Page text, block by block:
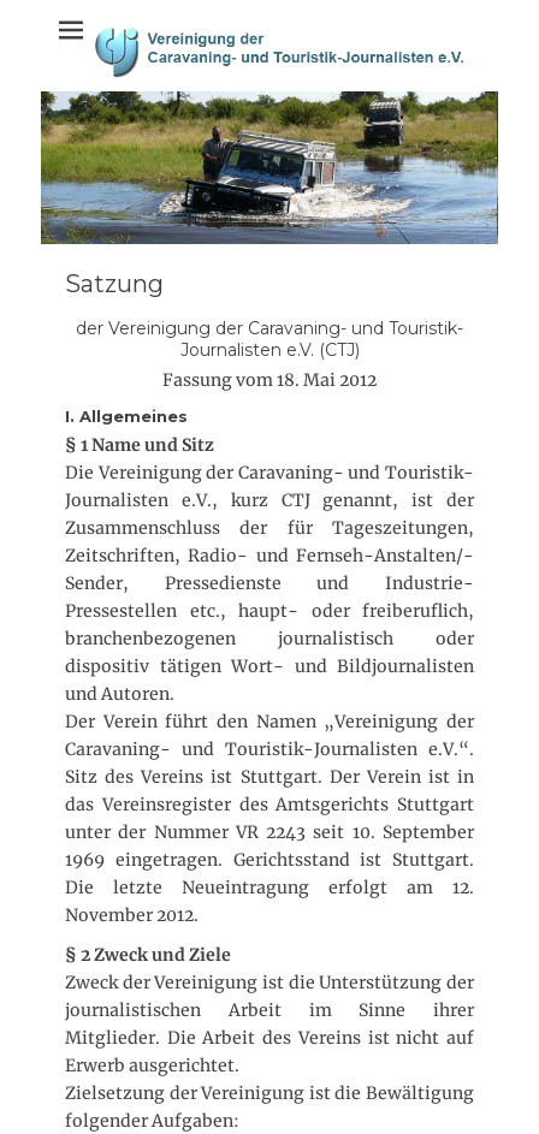
springen
Satzung
der Vereinigung der Caravaning- und Touristik-
Journalisten e.V. (CTJ)
Fassung vom 18. Mai 2012
I. Allgemeines
§ 1 Name und Sitz
Die Vereinigung der Caravaning- und Touristik-
Journalisten e.V., kurz CTJ genannt, ist der
Zusammenschluss der für Tageszeitungen,
Zeitschriften, Radio- und Fernseh-Anstalten/-
Sender, Pressedienste und Industrie-
Pressestellen etc., haupt- oder freiberuflich,
branchenbezogenen journalistisch oder
dispositiv tätigen Wort- und Bildjournalisten
und Autoren.
Der Verein führt den Namen „Vereinigung der
Caravaning- und Touristik-Journalisten e.V.“.
Sitz des Vereins ist Stuttgart. Der Verein ist in
das Vereinsregister des Amtsgerichts Stuttgart
unter der Nummer VR 2243 seit 10. September
1969 eingetragen. Gerichtsstand ist Stuttgart.
Die letzte Neueintragung erfolgt am 12.
November 2012.
§ 2 Zweck und Ziele
Zweck der Vereinigung ist die Unterstützung der
journalistischen Arbeit im Sinne ihrer
Mitglieder. Die Arbeit des Vereins ist nicht auf
Erwerb ausgerichtet.
Zielsetzung der Vereinigung ist die Bewältigung
folgender Aufgaben: